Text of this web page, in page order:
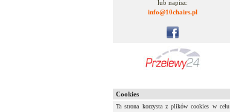
lub napisz:
info@10chairs.pl
Cookies
Ta strona korzysta z plików cookies w celu